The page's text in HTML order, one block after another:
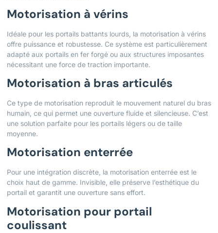
Motorisation à vérins
Idéale pour les portails battants lourds, la motorisation à vérins
offre puissance et robustesse. Ce système est particulièrement
adapté aux portails en fer forgé ou aux structures imposantes
nécessitant une force de traction importante.
Motorisation à bras articulés
Ce type de motorisation reproduit le mouvement naturel du bras
humain, ce qui permet une ouverture fluide et silencieuse. C’est
une solution parfaite pour les portails légers ou de taille
moyenne.
Motorisation enterrée
Pour une intégration discrète, la motorisation enterrée est le
choix haut de gamme. Invisible, elle préserve l’esthétique du
portail et garantit une ouverture sans effort.
Motorisation pour portail
coulissant